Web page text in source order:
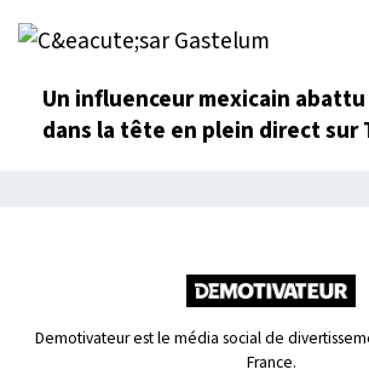
Un influenceur mexicain abattu
dans la tête en plein direct sur
Demotivateur est le média social de
France.